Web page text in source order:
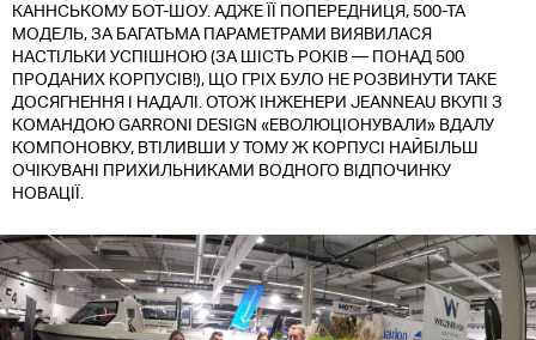
КАННСЬКОМУ БОТ-ШОУ. АДЖЕ ЇЇ ПОПЕРЕДНИЦЯ, 500-ТА
МОДЕЛЬ, ЗА БАГАТЬМА ПАРАМЕТРАМИ ВИЯВИЛАСЯ
НАСТІЛЬКИ УСПІШНОЮ (ЗА ШІСТЬ РОКІВ — ПОНАД 500
ПРОДАНИХ КОРПУСІВ!), ЩО ГРІХ БУЛО НЕ РОЗВИНУТИ ТАКЕ
ДОСЯГНЕННЯ І НАДАЛІ. ОТОЖ ІНЖЕНЕРИ JEANNEAU ВКУПІ З
КОМАНДОЮ GARRONI DESIGN «ЕВОЛЮЦІОНУВАЛИ» ВДАЛУ
КОМПОНОВКУ, ВТІЛИВШИ У ТОМУ Ж КОРПУСІ НАЙБІЛЬШ
ОЧІКУВАНІ ПРИХИЛЬНИКАМИ ВОДНОГО ВІДПОЧИНКУ
НОВАЦІЇ.